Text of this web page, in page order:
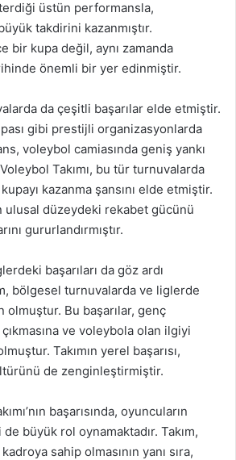
üstün performansla,
takdirini kazanmıştır.
bir kupa değil, aynı zamanda
önemli bir yer edinmiştir.
da çeşitli başarılar elde etmiştir.
gibi prestijli organizasyonlarda
voleybol camiasında geniş yankı
Takımı, bu tür turnuvalarda
kazanma şansını elde etmiştir.
ulusal düzeydeki rekabet gücünü
gururlandırmıştır.
başarıları da göz ardı
bölgesel turnuvalarda ve liglerde
olmuştur. Bu başarılar, genç
ve voleybola olan ilgiyi
Takımın yerel başarısı,
de zenginleştirmiştir.
başarısında, oyuncuların
büyük rol oynamaktadır. Takım,
sahip olmasının yanı sıra,